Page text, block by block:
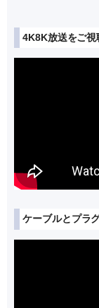
4K8K放送をご視
ケーブルとプラ